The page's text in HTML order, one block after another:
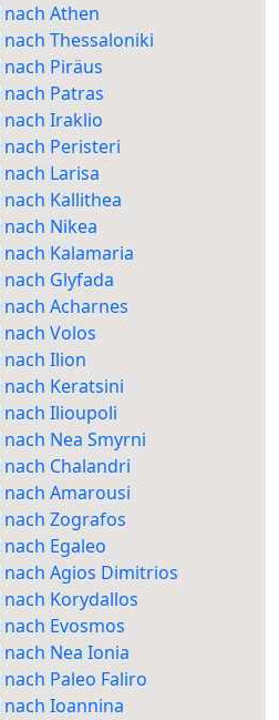
Athen
Thessaloniki
Piräus
Patras
Iraklio
Peristeri
Larisa
Kallithea
Nikea
Kalamaria
Glyfada
Acharnes
Volos
Ilion
Keratsini
Ilioupoli
Nea Smyrni
Chalandri
Amarousi
Zografos
Egaleo
Agios Dimitrios
Korydallos
Evosmos
Nea Ionia
Paleo Faliro
Ioannina